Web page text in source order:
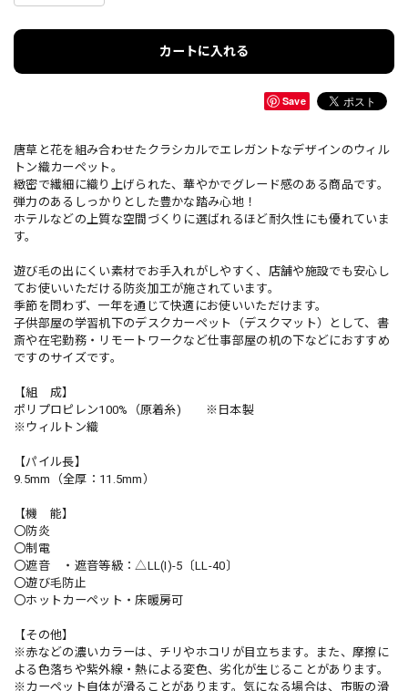
カートに入れる
Save
唐草と花を組み合わせたクラシカルでエレガントなデザインのウィル
トン織カーペット。
緻密で繊細に織り上げられた、華やかでグレード感のある商品です。
弾力のあるしっかりとした豊かな踏み心地！
ホテルなどの上質な空間づくりに選ばれるほど耐久性にも優れていま
す。
遊び毛の出にくい素材でお手入れがしやすく、店舗や施設でも安心し
てお使いいただける防炎加工が施されています。
季節を問わず、一年を通じて快適にお使いいただけます。
子供部屋の学習机下のデスクカーペット（デスクマット）として、書
斎や在宅勤務・リモートワークなど仕事部屋の机の下などにおすすめ
ですのサイズです。
【組 成】
ポリプロピレン100%（原着糸) ※日本製
※ウィルトン織
【パイル長】
9.5mm（全厚：11.5mm）
【機 能】
〇防炎
〇制電
〇遮音 ・遮音等級：△LL(I)-5〔LL-40〕
〇遊び毛防止
〇ホットカーペット・床暖房可
【その他】
※赤などの濃いカラーは、チリやホコリが目立ちます。また、摩擦に
よる色落ちや紫外線・熱による変色、劣化が生じることがあります。
※カーペット自体が滑ることがあります。気になる場合は、市販の滑